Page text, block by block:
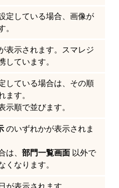
定している場合、画像が
。
表示されます。スマレジ
しています。
している場合は、その順
ます。
示順で並びます。
のいずれかが表示されま
は、 部門一覧画面 以外で
くなります。